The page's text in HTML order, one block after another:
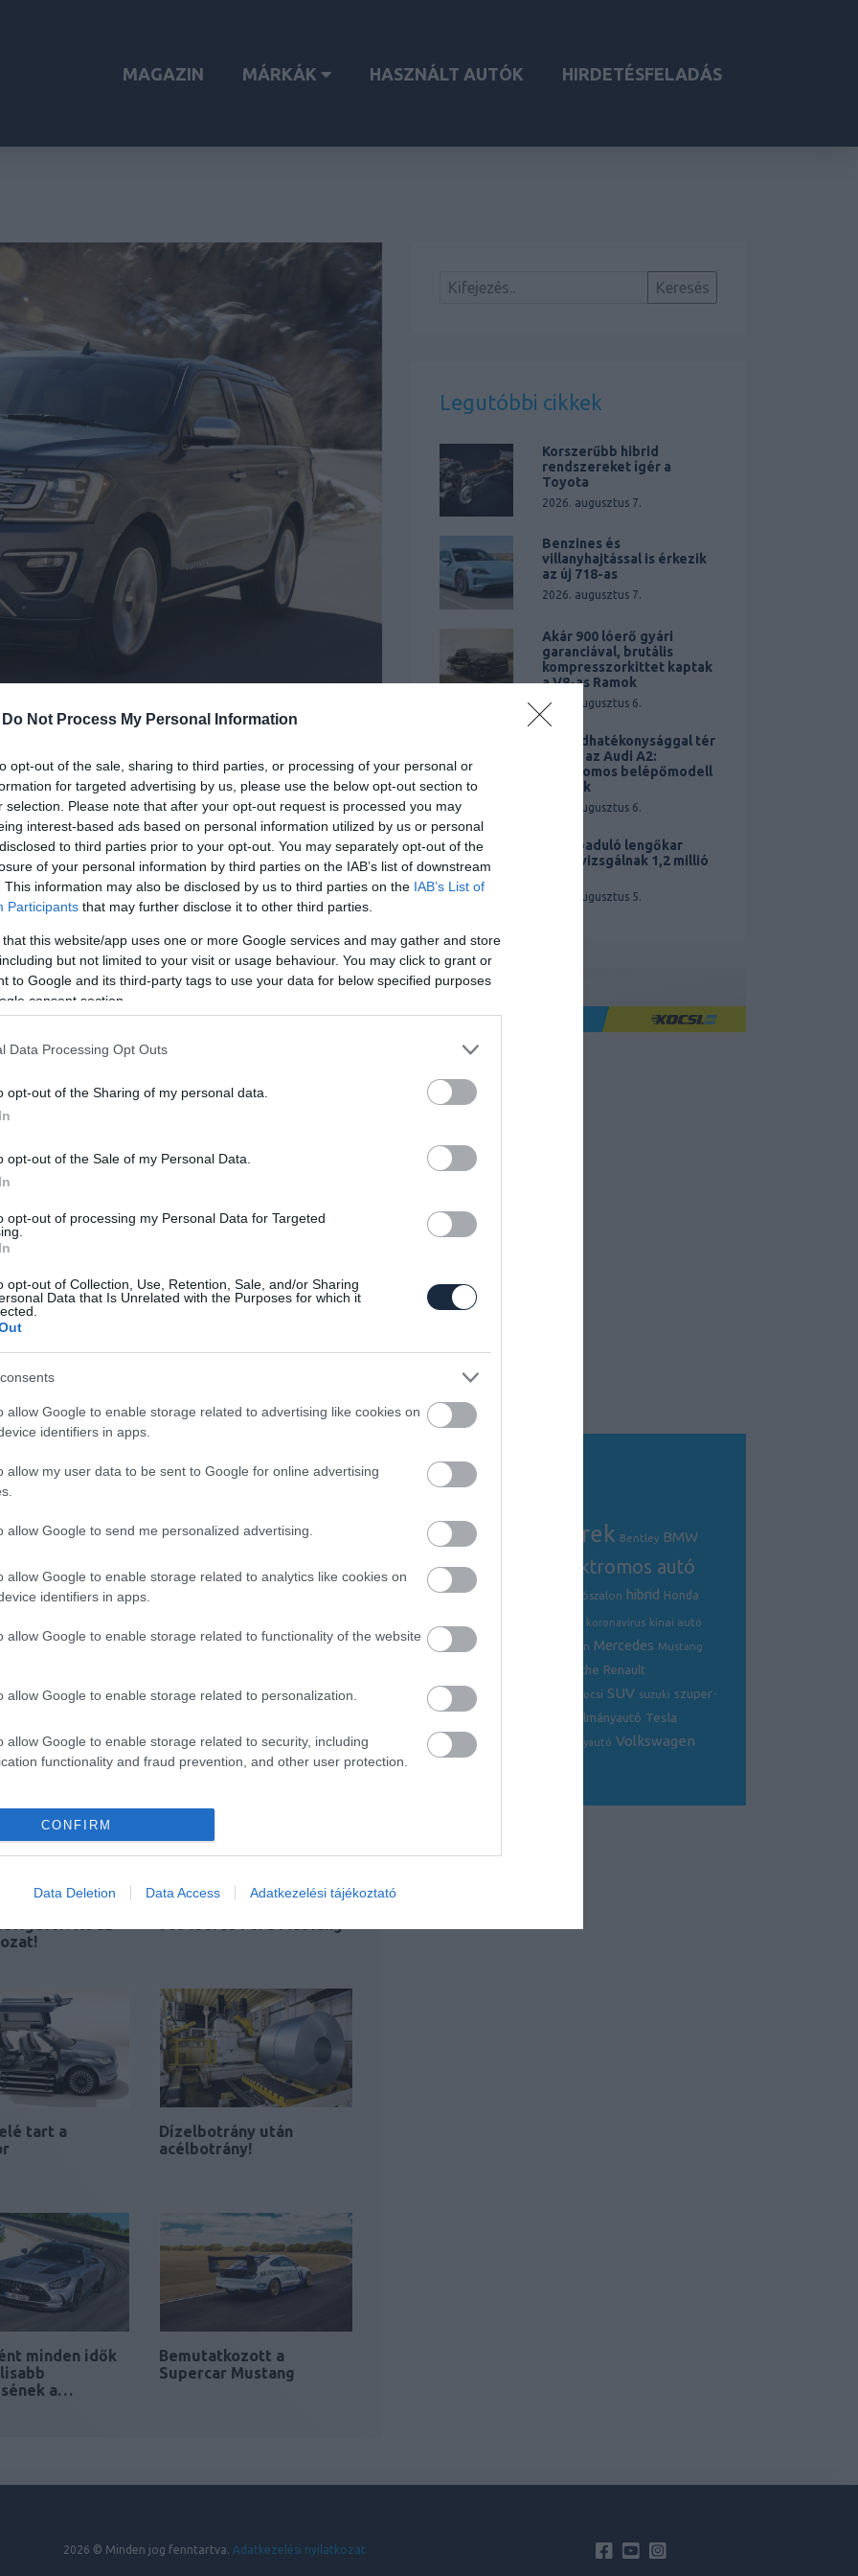
Do Not Process My Personal Information
opt-out of the sale, sharing to third parties, or processing of your personal or
for targeted advertising by us, please use the below opt-out section to
selection. Please note that after your opt-out request is processed you may
interest-based ads based on personal information utilized by us or personal
to third parties prior to your opt-out. You may separately opt-out of the
of your personal information by third parties on the IAB’s list of downstream
This information may also be disclosed by us to third parties on the IAB’s List of
Participants that may further disclose it to other third parties.
that this website/app uses one or more Google services and may gather and store
but not limited to your visit or usage behaviour. You may click to grant or
to Google and its third-party tags to use your data for below specified purposes
consent section.
Data Processing Opt Outs
opt-out of the Sharing of my personal data.
opt-out of the Sale of my Personal Data.
opt-out of processing my Personal Data for Targeted
opt-out of Collection, Use, Retention, Sale, and/or Sharing
Data that Is Unrelated with the Purposes for which it
allow Google to enable storage related to advertising like cookies on
identifiers in apps.
allow my user data to be sent to Google for online advertising
allow Google to send me personalized advertising.
allow Google to enable storage related to analytics like cookies on
identifiers in apps.
allow Google to enable storage related to functionality of the website
allow Google to enable storage related to personalization.
allow Google to enable storage related to security, including
functionality and fraud prevention, and other user protection.
CONFIRM
Data Deletion Data Access Adatkezelési tájékoztató
MAGAZIN MÁRKÁK HASZNÁLT AUTÓK HIRDETÉSFELADÁS
csoda
EcoBoost Expedition F-150 lincoln
karosszériás csoda a Ford kínálatában:
testtel készül.
elemekből álló karosszéria. De a
előnyök) mind inkább arrafelé terelik a
ezt a technológiát. A Ford is ezt az
Az F-150-es platformjára épülő SUV 130
így is 2,4 tonnát nyom, amivel még mindig a
ringbe. A divatos formavilágba csomagolt
is közeli rokonságban áll) tele van zsúfolva
kezdve egészen a wireless telefontöltőig. A
kifejlesztett modell alapmotorja a 3,5
automataváltó csatlakozik, de
tart a
Dízelbotrány után
acélbotrány!
minden idők
a…
Bemutatkozott a
Supercar Mustang
Legutóbbi cikkek
Korszerűbb hibrid
rendszereket ígér a
Toyota
2026. augusztus 7.
Benzines és
villanyhajtással is érkezik
az új 718-as
2026. augusztus 7.
Akár 900 lóerő gyári
garanciával, brutális
kompresszorkittet kaptak
a V8-as Ramok
2026. augusztus 6.
Rekordhatékonysággal tér
vissza az Audi A2:
Elektromos belépőmodell
érkezik
2026. augusztus 6.
Elszabaduló lengőkar
miatt vizsgálnak 1,2 millió
2026. augusztus 5.
Ha jó élményre utazol
Tagfelhő
AMG Audi autós hírek Bentley BMW
crossover elektromos autó
Ferrari genfi autószalon hibrid Honda
koronavírus kínai autó
Lamborghini McLaren Mercedes Mustang
Porsche Renault
ráncfelvarrás sportkocsi SUV suzuki szuper-
tanulmányautó Tesla
Toyota
versenyautó Volkswagen
2026 © Minden jog fenntartva. Adatkezelési nyilatkozat